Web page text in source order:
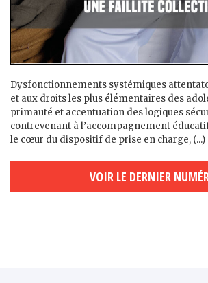
Dysfonctionnements systémiques
et aux droits les plus élémentaires des
primauté et accentuation des logiques
contrevenant à l’accompagnement
le cœur du dispositif de prise en charge, (...)
VOIR LE DERNIER